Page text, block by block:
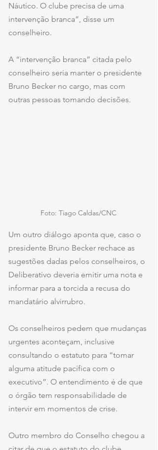
Náutico. O clube precisa de uma
intervenção branca”, disse um
conselheiro.
A “intervenção branca” citada pelo
conselheiro seria manter o presidente
Bruno Becker no cargo, mas com
outras pessoas tomando decisões.
Foto: Tiago Caldas/CNC
Um outro diálogo aponta que, caso o
presidente Bruno Becker rechace as
sugestões dadas pelos conselheiros, o
Deliberativo deveria emitir uma nota e
informar para a torcida a recusa do
mandatário alvirrubro.
Os conselheiros pedem que mudanças
urgentes aconteçam, inclusive
consultando o estatuto para “tomar
alguma atitude pacífica com o
executivo”. O entendimento é de que
o órgão tem responsabilidade de
intervir em momentos de crise.
Outro membro do Conselho chegou a